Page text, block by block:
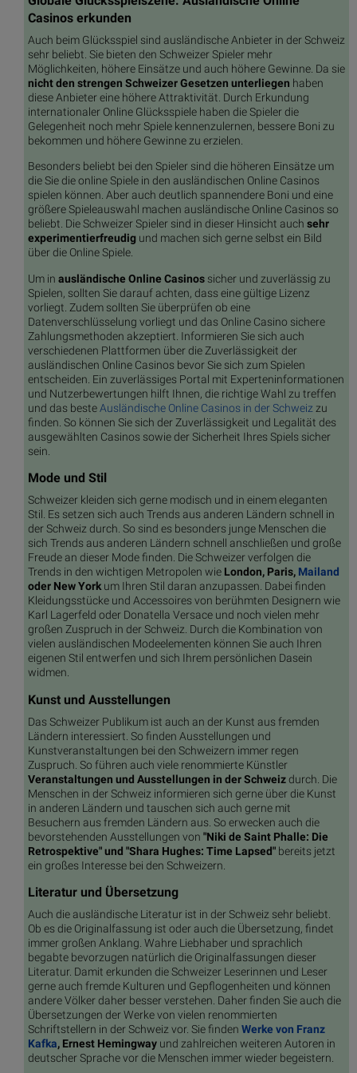
Casinos erkunden
Auch beim Glücksspiel sind ausländische Anbieter in der Schweiz
sehr beliebt. Sie bieten den Schweizer Spieler mehr
Möglichkeiten, höhere Einsätze und auch höhere Gewinne. Da sie
nicht den strengen Schweizer Gesetzen unterliegen haben
diese Anbieter eine höhere Attraktivität. Durch Erkundung
internationaler Online Glücksspiele haben die Spieler die
Gelegenheit noch mehr Spiele kennenzulernen, bessere Boni zu
bekommen und höhere Gewinne zu erzielen.
Besonders beliebt bei den Spieler sind die höheren Einsätze um
die Sie die online Spiele in den ausländischen Online Casinos
spielen können. Aber auch deutlich spannendere Boni und eine
größere Spieleauswahl machen ausländische Online Casinos so
beliebt. Die Schweizer Spieler sind in dieser Hinsicht auch sehr
experimentierfreudig und machen sich gerne selbst ein Bild
über die Online Spiele.
Um in ausländische Online Casinos sicher und zuverlässig zu
Spielen, sollten Sie darauf achten, dass eine gültige Lizenz
vorliegt. Zudem sollten Sie überprüfen ob eine
Datenverschlüsselung vorliegt und das Online Casino sichere
Zahlungsmethoden akzeptiert. Informieren Sie sich auch
verschiedenen Plattformen über die Zuverlässigkeit der
ausländischen Online Casinos bevor Sie sich zum Spielen
entscheiden. Ein zuverlässiges Portal mit Experteninformationen
und Nutzerbewertungen hilft Ihnen, die richtige Wahl zu treffen
und das besteAusländische Online Casinos in der Schweiz zu
finden. So können Sie sich der Zuverlässigkeit und Legalität des
ausgewählten Casinos sowie der Sicherheit Ihres Spiels sicher
sein.
Mode und Stil
Schweizer kleiden sich gerne modisch und in einem eleganten
Stil. Es setzen sich auch Trends aus anderen Ländern schnell in
der Schweiz durch. So sind es besonders junge Menschen die
sich Trends aus anderen Ländern schnell anschließen und große
Freude an dieser Mode finden. Die Schweizer verfolgen die
Trends in den wichtigen Metropolen wie London, Paris, Mailand
oder New York um Ihren Stil daran anzupassen. Dabei finden
Kleidungsstücke und Accessoires von berühmten Designern wie
Karl Lagerfeld oder Donatella Versace und noch vielen mehr
großen Zuspruch in der Schweiz. Durch die Kombination von
vielen ausländischen Modeelementen können Sie auch Ihren
eigenen Stil entwerfen und sich Ihrem persönlichen Dasein
widmen.
Kunst und Ausstellungen
Das Schweizer Publikum ist auch an der Kunst aus fremden
Ländern interessiert. So finden Ausstellungen und
Kunstveranstaltungen bei den Schweizern immer regen
Zuspruch. So führen auch viele renommierte Künstler
Veranstaltungen und Ausstellungen in der Schweizdurch. Die
Menschen in der Schweiz informieren sich gerne über die Kunst
in anderen Ländern und tauschen sich auch gerne mit
Besuchern aus fremden Ländern aus. So erwecken auch die
bevorstehenden Ausstellungen von "Niki de Saint Phalle: Die
Retrospektive" und "Shara Hughes: Time Lapsed" bereits jetzt
ein großes Interesse bei den Schweizern.
Literatur und Übersetzung
Auch die ausländische Literatur ist in der Schweiz sehr beliebt.
Ob es die Originalfassung ist oder auch die Übersetzung, findet
immer großen Anklang. Wahre Liebhaber und sprachlich
begabte bevorzugen natürlich die Originalfassungen dieser
Literatur. Damit erkunden die Schweizer Leserinnen und Leser
gerne auch fremde Kulturen und Gepflogenheiten und können
andere Völker daher besser verstehen. Daher finden Sie auch die
Übersetzungen der Werke von vielen renommierten
Schriftstellern in der Schweiz vor. Sie finden Werke von Franz
Kafka, Ernest Hemingway und zahlreichen weiteren Autoren in
deutscher Sprache vor die Menschen immer wieder begeistern.